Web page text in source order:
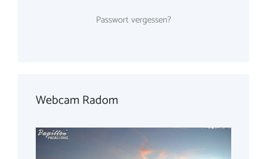
Passwort vergessen?
Webcam Radom